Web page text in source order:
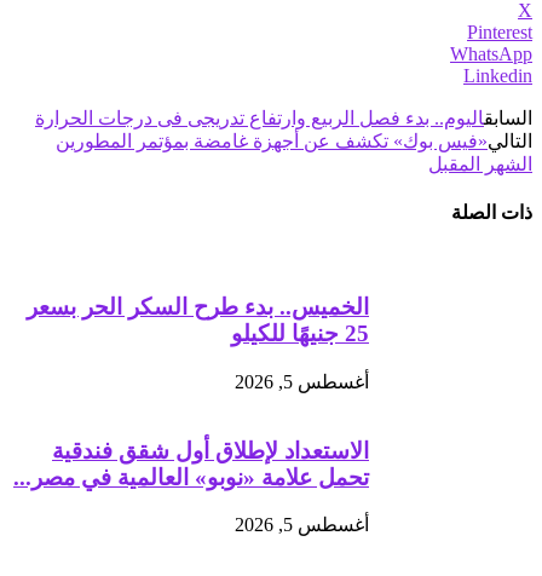
X
Pinterest
WhatsApp
Linkedin
السابقاليوم.. بدء فصل الربيع وارتفاع تدريجى فى درجات الحرارة
التالي«فيس بوك» تكشف عن أجهزة غامضة بمؤتمر المطورين
الشهر المقبل
ذات الصلة
الخميس.. بدء طرح السكر الحر بسعر
25 جنيهًا للكيلو
أغسطس 5, 2026
الاستعداد لإطلاق أول شقق فندقية
تحمل علامة «نوبو» العالمية في مصر...
أغسطس 5, 2026